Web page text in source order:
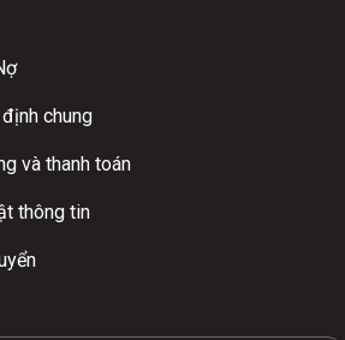
chung
và thanh toán
thông tin